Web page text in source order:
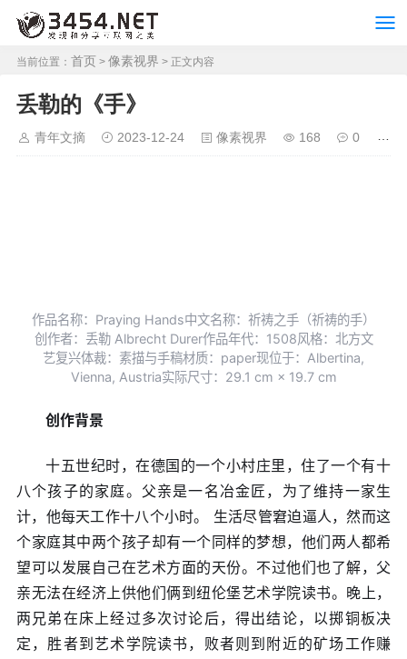
当前位置： 首页 > 像素视界 > 正文内容
丢勒的《手》
青年文摘 2023-12-24 像素视界 168 0
作品名称：Praying Hands中文名称：祈祷之手（祈祷的手）
创作者：丢勒 Albrecht Durer作品年代：1508风格：北方文
艺复兴体裁：素描与手稿材质：paper现位于：Albertina,
Vienna, Austria实际尺寸：29.1 cm × 19.7 cm
创作背景
十五世纪时，在德国的一个小村庄里，住了一个有十
八个孩子的家庭。父亲是一名冶金匠，为了维持一家生
计，他每天工作十八个小时。 生活尽管窘迫逼人，然而这
个家庭其中两个孩子却有一个同样的梦想，他们两人都希
望可以发展自己在艺术方面的天份。不过他们也了解，父
亲无法在经济上供他们俩到纽伦堡艺术学院读书。晚上，
两兄弟在床上经过多次讨论后，得出结论，以掷铜板决
定，胜者到艺术学院读书，败者则到附近的矿场工作赚